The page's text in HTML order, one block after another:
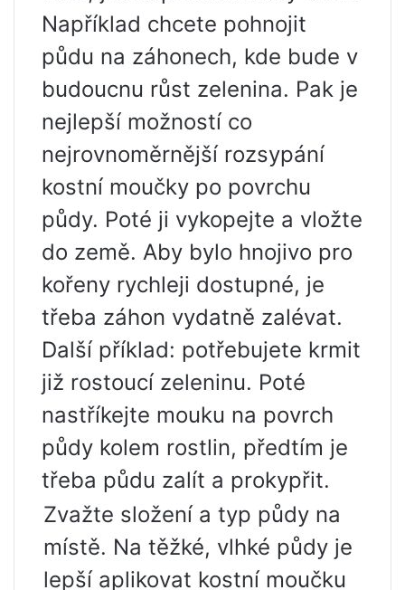
Například chcete pohnojit
půdu na záhonech, kde bude v
budoucnu růst zelenina. Pak je
nejlepší možností co
nejrovnoměrnější rozsypání
kostní moučky po povrchu
půdy. Poté ji vykopejte a vložte
do země. Aby bylo hnojivo pro
kořeny rychleji dostupné, je
třeba záhon vydatně zalévat.
Další příklad: potřebujete krmit
již rostoucí zeleninu. Poté
nastříkejte mouku na povrch
půdy kolem rostlin, předtím je
třeba půdu zalít a prokypřit.
Zvažte složení a typ půdy na
místě. Na těžké, vlhké půdy je
lepší aplikovat kostní moučku